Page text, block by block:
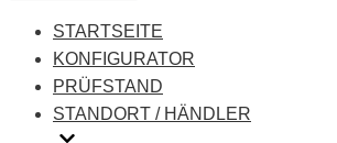
STARTSEITE
KONFIGURATOR
PRÜFSTAND
STANDORT / HÄNDLER
W204/S204/C204 C
3.0
Leistung:231 PS